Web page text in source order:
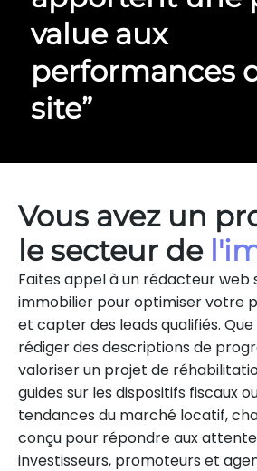
value aux
performances
site”
Vous avez un
le secteur de
Faites appel à un rédacteur web
immobilier pour optimiser votre
et capter des leads qualifiés.
rédiger des descriptions de
valoriser un projet de
guides sur les dispositifs fiscaux
tendances du marché locatif,
conçu pour répondre aux
investisseurs, promoteurs et